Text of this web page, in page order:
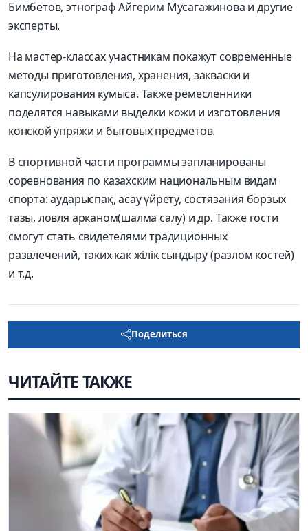
Бимбетов, этнограф Айгерим Мусагажинова и другие
эксперты.
На мастер-классах участникам покажут современные
методы приготовления, хранения, закваски и
капсулирования кумыса. Также ремесленники
поделятся навыками выделки кожи и изготовления
конской упряжи и бытовых предметов.
В спортивной части программы запланированы
соревнования по казахским национальным видам
спорта: аударыспақ, асау үйрету, состязания борзых
тазы, ловля арканом(шалма салу) и др. Также гости
смогут стать свидетелями традиционных
развлечений, таких как жілік сындыру (разлом костей)
и т.д.
Поделиться
ЧИТАЙТЕ ТАКЖЕ